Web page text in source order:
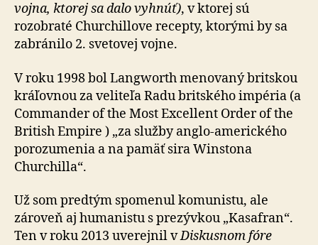
vojna, ktorej sa dalo vyhnúť), v ktorej sú
rozobraté Churchillove recepty, ktorými by sa
zabránilo 2. svetovej vojne.
V roku 1998 bol Langworth menovaný britskou
kráľovnou za veliteľa Radu britského impéria (a
Commander of the Most Excellent Order of the
British Empire ) „za služby anglo-amerického
porozumenia a na pamäť sira Winstona
Churchilla“.
Už som predtým spomenul komunistu, ale
zároveň aj humanistu s prezývkou „Kasafran“.
Ten v roku 2013 uverejnil vDiskusnom fóre